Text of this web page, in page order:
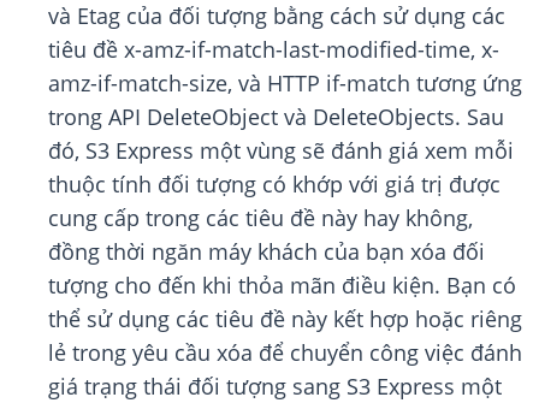
và Etag của đối tượng bằng cách sử dụng các
tiêu đề x-amz-if-match-last-modified-time, x-
amz-if-match-size, và HTTP if-match tương ứng
trong API DeleteObject và DeleteObjects. Sau
đó, S3 Express một vùng sẽ đánh giá xem mỗi
thuộc tính đối tượng có khớp với giá trị được
cung cấp trong các tiêu đề này hay không,
đồng thời ngăn máy khách của bạn xóa đối
tượng cho đến khi thỏa mãn điều kiện. Bạn có
thể sử dụng các tiêu đề này kết hợp hoặc riêng
lẻ trong yêu cầu xóa để chuyển công việc đánh
giá trạng thái đối tượng sang S3 Express một